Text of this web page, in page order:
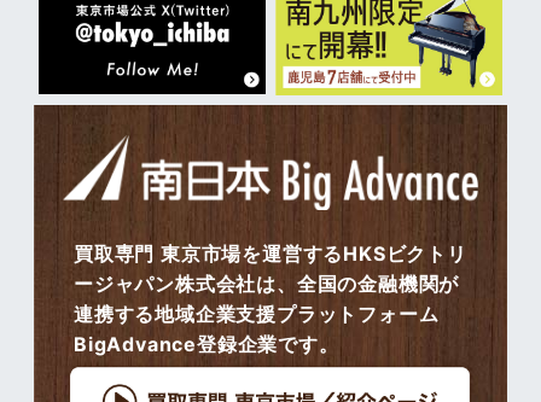
買取専門 東京市場を運営するHKSビクトリ
ージャパン株式会社は、全国の金融機関が
連携する地域企業支援プラットフォーム
BigAdvance登録企業です。